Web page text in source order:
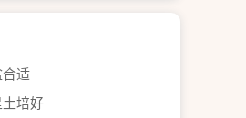
适
培好